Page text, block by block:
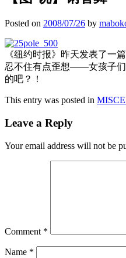
Posted on 2008/07/26 by
《纽约时报》昨天发表了一篇
忍不住有点歪想——女孩子们
的吧？！
This entry was posted in
Leave a Reply
Your email address will not be
Comment *
Name *